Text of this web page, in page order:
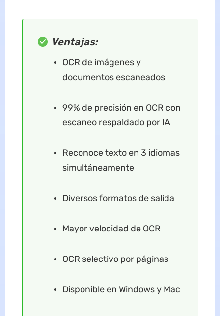
Ventajas:
OCR de imágenes y
documentos escaneados
99% de precisión en OCR con
escaneo respaldado por IA
Reconoce texto en 3 idiomas
simultáneamente
Diversos formatos de salida
Mayor velocidad de OCR
OCR selectivo por páginas
Disponible en Windows y Mac